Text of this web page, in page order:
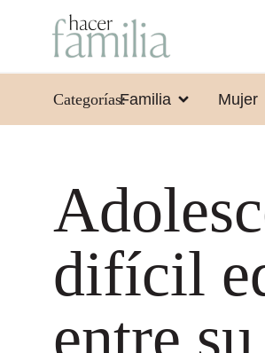
Categorías:Familia Mujer
difícil
entre